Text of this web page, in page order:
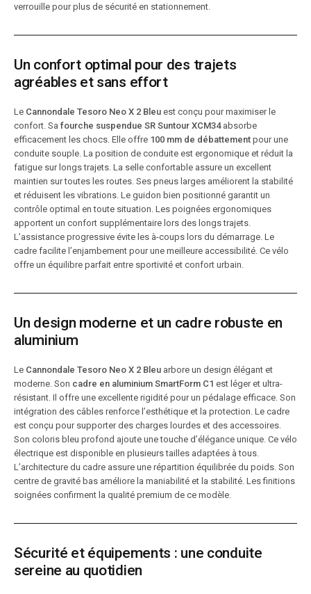
verrouille pour plus de sécurité en stationnement.
Un confort optimal pour des trajets
agréables et sans effort
Le Cannondale Tesoro Neo X 2 Bleu est conçu pour maximiser le
confort. Sa fourche suspendue SR Suntour XCM34absorbe
efficacement les chocs. Elle offre 100 mm de débattement pour une
conduite souple. La position de conduite est ergonomique et réduit la
fatigue sur longs trajets. La selle confortable assure un excellent
maintien sur toutes les routes. Ses pneus larges améliorent la stabilité
et réduisent les vibrations. Le guidon bien positionné garantit un
contrôle optimal en toute situation. Les poignées ergonomiques
apportent un confort supplémentaire lors des longs trajets.
L’assistance progressive évite les à-coups lors du démarrage. Le
cadre facilite l’enjambement pour une meilleure accessibilité. Ce vélo
offre un équilibre parfait entre sportivité et confort urbain.
Un design moderne et un cadre robuste en
aluminium
Le Cannondale Tesoro Neo X 2 Bleu arbore un design élégant et
moderne. Son cadre en aluminium SmartForm C1 est léger et ultra-
résistant. Il offre une excellente rigidité pour un pédalage efficace. Son
intégration des câbles renforce l’esthétique et la protection. Le cadre
est conçu pour supporter des charges lourdes et des accessoires.
Son coloris bleu profond ajoute une touche d’élégance unique. Ce vélo
électrique est disponible en plusieurs tailles adaptées à tous.
L’architecture du cadre assure une répartition équilibrée du poids. Son
centre de gravité bas améliore la maniabilité et la stabilité. Les finitions
soignées confirment la qualité premium de ce modèle.
Sécurité et équipements : une conduite
sereine au quotidien